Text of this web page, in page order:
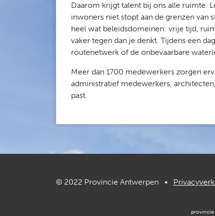
Daarom krijgt talent bij ons alle ruimte.
inwoners niet stopt aan de grenzen
heel wat beleidsdomeinen: vrije tijd,
vaker tegen dan je denkt. Tijdens een
routenetwerk of de onbevaarbare
Meer dan 1700 medewerkers zorgen
administratief medewerkers,
past.
© 2022 Provincie Antwerpen •